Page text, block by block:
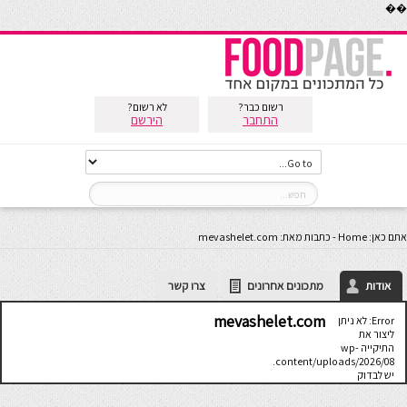
��
רשום כבר?
התחבר
לא רשום?
הירשם
אתם כאן: Home
-כתבות מאת: mevashelet.com
אודות מתכונים אחרונים צרו קשר
Error: לא ניתן
ליצור את
התיקייה wp-
content/uploads/2026/08.
יש לבדוק
שתיקיית האב
שלה ניתנת
mevashelet.com